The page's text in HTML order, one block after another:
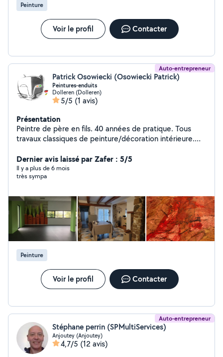
Peinture
Voir le profil Contacter
Auto-entrepreneur
Patrick Osowiecki (Osowiecki Patrick)
Peintures-enduits
Dolleren (Dolleren)
5/5 (1 avis)
Présentation
Peintre de père en fils. 40 années de pratique. Tous
travaux classiques de peinture/décoration intérieure.
plâtre/chaux à l'ancienne. Produits écologiques( fabric.
française) Pose de revêtements sol(fibres nat. Lino,...)
Petits travaux de carrelage.
Dernier avis laissé par Zafer : 5/5
Il y a plus de 6 mois
très sympa
Peinture
Voir le profil Contacter
Auto-entrepreneur
Stéphane perrin (SPMultiServices)
Anjoutey (Anjoutey)
4,7/5 (12 avis)